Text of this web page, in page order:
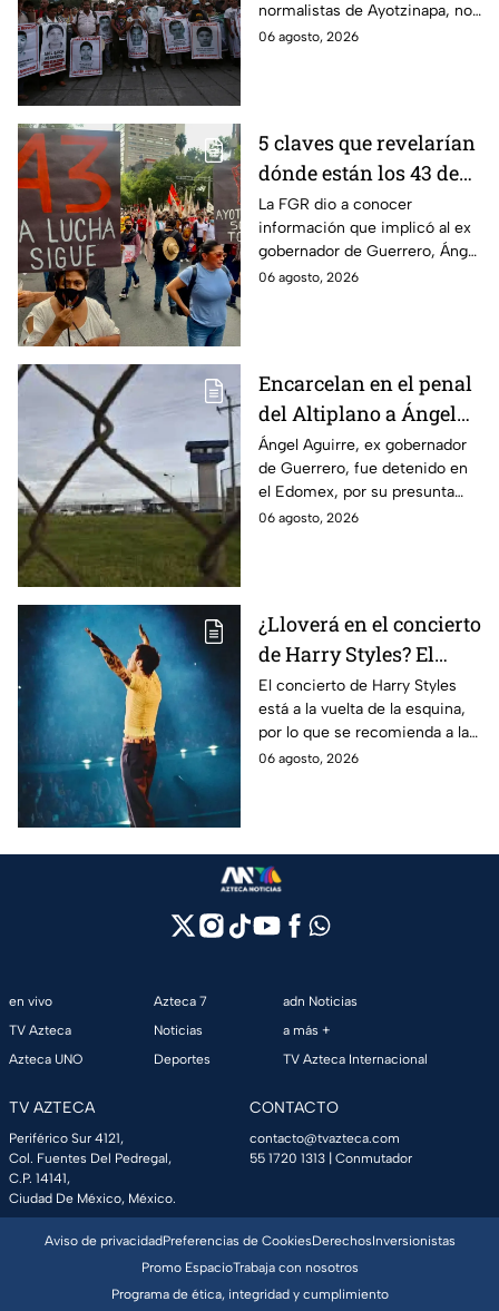
normalistas de Ayotzinapa, no
se ha conocido el paradero de
06 agosto, 2026
5 claves que revelarían
dónde están los 43 de
Ayotzinapa tras
captura de Ángel
Aguirre, ex gobernador
de Guerrero
La FGR dio a conocer
información que implicó al ex
gobernador de Guerrero, Ángel
Aguirre, quien fue detenido
06 agosto, 2026
Encarcelan en el penal
del Altiplano a Ángel
Aguirre, ex gobernador
de Guerrero por caso
Ayotzinapa
Ángel Aguirre, ex gobernador
de Guerrero, fue detenido en
el Edomex, por su presunta
participación en la
06 agosto, 2026
¿Lloverá en el concierto
de Harry Styles? El
pronóstico del clima
para este viernes en
CDMX
El concierto de Harry Styles
está a la vuelta de la esquina,
por lo que se recomienda a las
y los fanáticos revisar el clima
06 agosto, 2026
en vivo
TV Azteca
Azteca UNO
Azteca 7
Noticias
Deportes
adn Noticias
a más +
TV Azteca Internacional
TV AZTECA
Periférico Sur 4121,
Col. Fuentes Del Pedregal,
C.P. 14141,
Ciudad De México, México.
CONTACTO
contacto@tvazteca.com
55 1720 1313 | Conmutador
Aviso de privacidadPreferencias de CookiesDerechosInversionistas
Promo EspacioTrabaja con nosotros
Programa de ética, integridad y cumplimiento